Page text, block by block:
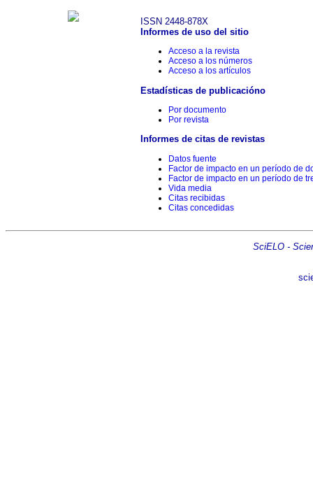
ISSN 2448-878X
Informes de uso del sitio
Acceso a la revista
Acceso a los números
Acceso a los artículos
Estadísticas de publicacióno
Por documento
Por revista
Informes de citas de revistas
Datos fuente
Factor de impacto en un período de
Factor de impacto en un período de
Vida media
Citas recibidas
Citas concedidas
SciELO -